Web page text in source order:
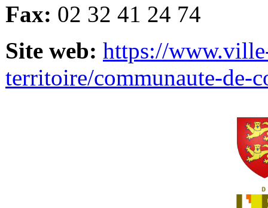
Fax: 02 32 41 24 74
Site web: https://
territoire/communaute-de-